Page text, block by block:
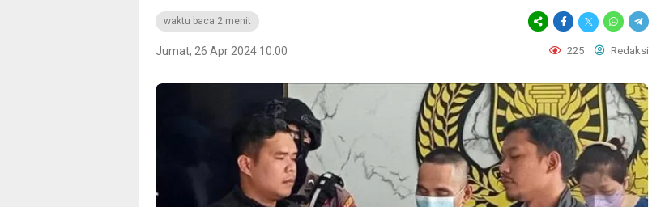
waktu baca 2 menit
Jumat, 26 Apr 2024 10:00 225 Redaksi